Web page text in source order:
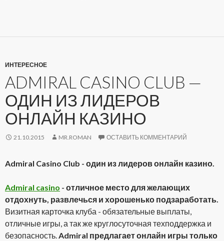
ИНТЕРЕСНОЕ
ADMIRAL CASINO CLUB —
ОДИН ИЗ ЛИДЕРОВ
ОНЛАЙН КАЗИНО
21.10.2015 MR.ROMAN ОСТАВИТЬ КОММЕНТАРИЙ
Admiral Casino Club - один из лидеров онлайн казино.
Admiral casino - отличное место для желающих
отдохнуть, развлечься и хорошенько подзаработать.
Визитная карточка клуба - обязательные выплаты,
отличные игры, а так же круглосуточная техподдержка и
безопасность.Admiral предлагает онлайн игры только